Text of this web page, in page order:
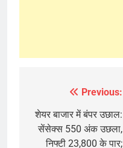
navigation
Previous:
शेयर बाजार में बंपर उछाल:
सेंसेक्स 550 अंक उछला,
निफ्टी 23,800 के पार;